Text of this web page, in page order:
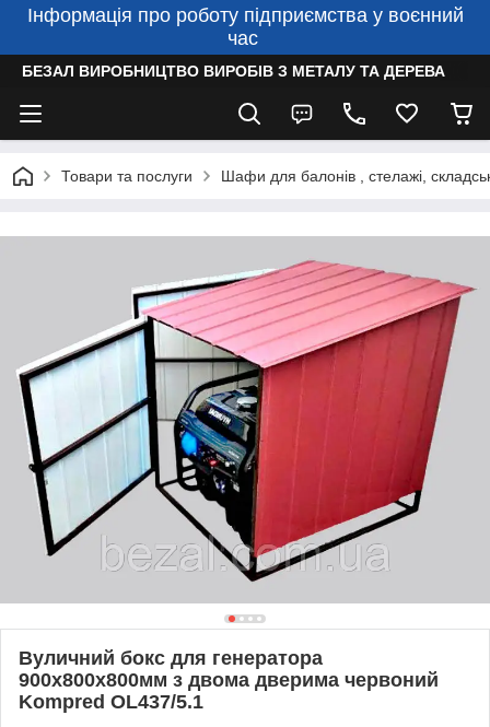
Інформація про роботу підприємства у воєнний
час
БЕЗАЛ ВИРОБНИЦТВО ВИРОБІВ З МЕТАЛУ ТА ДЕРЕВА
Товари та послуги Шафи для балонів , стелажі,
Вуличний бокс для генератора
900х800х800мм з двома дверима червоний
Kompred OL437/5.1